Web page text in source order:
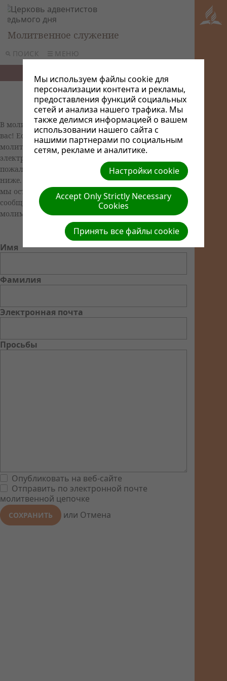
ПОИСК МЕНЮ
Молитвенное служение
В молитве есть сила, и мы желаем молиться за
вас! Если вы хотите поделиться своей просьбой о
молитве с нашей молитвенной цепочкой по
электронной почте, или опубликовать на сайте,
пожалуйста выберите опции перечисленные
ниже. Несмотря на то, что мы редко делаем это,
мы оставляем за собой право редактировать
сообщения. Да благословит вас Господь! Мы
молимся о вас.
Имя
Фамилия
Электронная почта
Просьбы
Опубликовать на веб-сайте
Отправить по электронной почте
молитвенной цепочке
или Отмена
Мы используем файлы cookie для
персонализации контента и рекламы,
предоставления функций социальных
сетей и анализа нашего трафика. Мы
также делимся информацией о вашем
использовании нашего сайта с
нашими партнерами по социальным
сетям, рекламе и аналитике.
Настройки cookie
Accept Only Strictly Necessary
Cookies
Принять все файлы cookie